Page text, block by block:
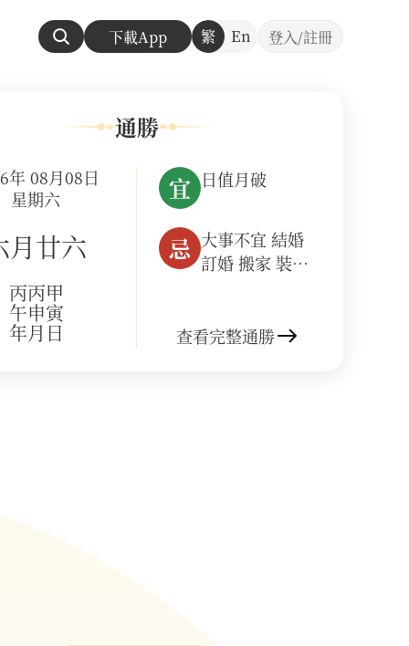
下載App 繁 En 登入/註冊
通勝
年 08月08日
星期六
月廿六
丙午年丙申月甲寅日
宜 日值月破
忌 大事不宜 結婚
訂婚 搬家 裝修
查看完整通勝